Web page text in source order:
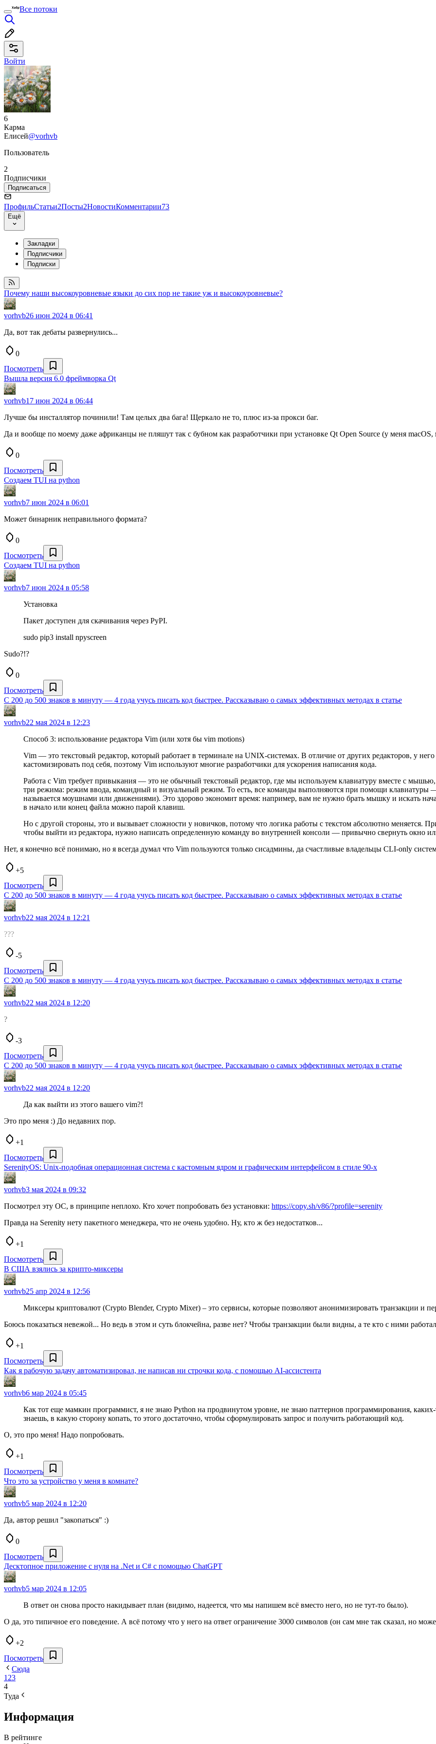
Все потоки
Войти
6
Карма
Елисей@vorhvb
Пользователь
2
Подписчики
Подписаться
ПрофильСтатьи2Посты2НовостиКомментарии73
Ещё
Закладки
Подписчики
Подписки
Почему наши высокоуровневые языки до сих пор не такие уж и высокоуровневые?
vorhvb26 июн 2024 в 06:41
Да, вот так дебаты развернулись...
0
Посмотреть
Вышла версия 6.0 фреймворка Qt
vorhvb17 июн 2024 в 06:44
Лучше бы инсталлятор починили! Там целых два бага! Щеркало не то, плюс из-за прокси баг.
Да и вообще по моему даже африканцы не пляшут так с бубном как разработчики при установке Qt Open Source (у меня
0
Посмотреть
Создаем TUI на python
vorhvb7 июн 2024 в 06:01
Может бинарник неправильного формата?
0
Посмотреть
Создаем TUI на python
vorhvb7 июн 2024 в 05:58
Установка
Пакет доступен для скачивания через PyPI.
sudo pip3 install npyscreen
Sudo?!?
0
Посмотреть
С 200 до 500 знаков в минуту — 4 года учусь писать код быстрее. Рассказываю о самых эффективных методах в статье
vorhvb22 мая 2024 в 12:23
Способ 3: использование редактора Vim (или хотя бы vim motions)
Vim — это текстовый редактор, который работает в терминале на UNIX-системах. В отличие от других редакторов, у
кастомизировать под себя, поэтому Vim используют многие разработчики для ускорения написания кода.
Работа с Vim требует привыкания — это не обычный текстовый редактор, где мы используем клавиатуру вместе с
три режима: режим ввода, командный и визуальный режим. То есть, все команды выполняются при помощи клавиатуры
называется моушнами или движениями). Это здорово экономит время: например, вам не нужно брать мышку и искать
в начало или конец файла можно парой клавиш.
Но с другой стороны, это и вызывает сложности у новичков, потому что логика работы с текстом абсолютно меняется.
чтобы выйти из редактора, нужно написать определенную команду во внутренней консоли — привычно свернуть окно
Нет, я конечно всё понимаю, но я всегда думал что Vim пользуются только сисадмины, да счастливые владельцы CLI-only
+5
Посмотреть
С 200 до 500 знаков в минуту — 4 года учусь писать код быстрее. Рассказываю о самых эффективных методах в статье
vorhvb22 мая 2024 в 12:21
???
-5
Посмотреть
С 200 до 500 знаков в минуту — 4 года учусь писать код быстрее. Рассказываю о самых эффективных методах в статье
vorhvb22 мая 2024 в 12:20
?
-3
Посмотреть
С 200 до 500 знаков в минуту — 4 года учусь писать код быстрее. Рассказываю о самых эффективных методах в статье
vorhvb22 мая 2024 в 12:20
Да как выйти из этого вашего vim?!
Это про меня :) До недавних пор.
+1
Посмотреть
SerenityOS: Unix-подобная операционная система с кастомным ядром и графическим интерфейсом в стиле 90-х
vorhvb3 мая 2024 в 09:32
Посмотрел эту ОС, в принципе неплохо. Кто хочет попробовать без установки: https://copy.sh/v86/?profile=serenity
Правда на Serenity нету пакетного менеджера, что не очень удобно. Ну, кто ж без недостатков...
+1
Посмотреть
В США взялись за крипто-миксеры
vorhvb25 апр 2024 в 12:56
Миксеры криптовалют (Crypto Blender, Crypto Mixer) – это сервисы, которые позволяют анонимизировать транзакции и
Боюсь показаться невежой... Но ведь в этом и суть блокчейна, разве нет? Чтобы транзакции были видны, а те кто с ними
+1
Посмотреть
Как я рабочую задачу автоматизировал, не написав ни строчки кода, с помощью AI-ассистента
vorhvb6 мар 2024 в 05:45
Как тот еще мамкин программист, я не знаю Python на продвинутом уровне, не знаю паттернов программирования,
знаешь, в какую сторону копать, то этого достаточно, чтобы сформулировать запрос и получить работающий код.
О, это про меня! Надо попробовать.
+1
Посмотреть
Что это за устройство у меня в комнате?
vorhvb5 мар 2024 в 12:20
Да, автор решил "закопаться" :)
0
Посмотреть
Десктопное приложение с нуля на .Net и C# с помощью ChatGPT
vorhvb5 мар 2024 в 12:05
В ответ он снова просто накидывает план (видимо, надеется, что мы напишем всё вместо него, но не тут-то было).
О да, это типичное его поведение. А всё потому что у него на ответ ограничение 3000 символов (он сам мне так сказал, но
+2
Посмотреть
Сюда
1 23
4
Туда
Информация
В рейтинге